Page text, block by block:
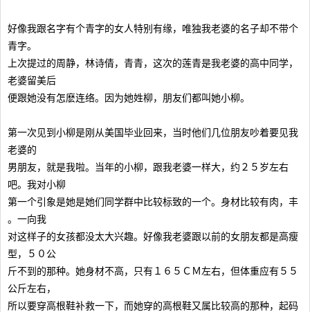
好像我跟名字有个青字的女人特别有缘，唯独我老婆的名子却不带个
青字。
上次提过的周静，林诗倩，青青，这次的莲青是我老婆的高中同学，
老婆留美后
便跟她没有怎麽连络。因为她姓柳，朋友们都叫她小柳。
第一次见到小柳是刚从美国毕业回来，当时他们几位朋友吵着要见我
老婆的
男朋友，就是我啦。当年的小柳，跟我老婆一样大，约２５岁左右
吧。我对小柳
第一个引象是她是她们同学群中比较标致的一个。身材比较有肉，丰
。一向我
对这样子的女孩都没太大兴趣。好像我老婆跟以前的女朋友都是高瘦
型，５０公
斤不到的那种。她身材不高，只有１６５ＣＭ左右，但体重应有５５
公斤左右，
所以要穿高根鞋补救一下，而她穿的高根鞋又属比较高的那种，起码